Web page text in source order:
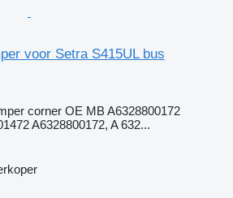
voor Setra S415UL bus
corner OE MB A6328800172
A6328800172, A 632...